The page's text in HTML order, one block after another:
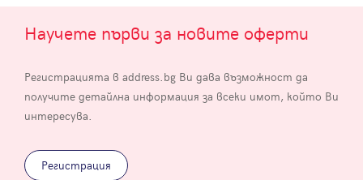
Научете първи за новите оферти
Регистрацията в address.bg Ви дава възможност да
получите детайлна информация за всеки имот, който Ви
интересува.
Регистрация